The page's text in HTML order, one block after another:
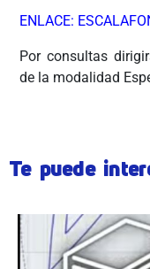
ENLACE:
Por consultas
de la modalidad
Te puede